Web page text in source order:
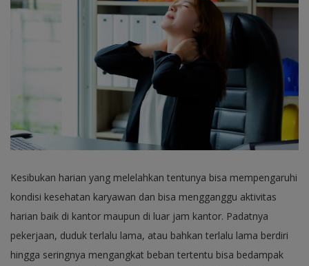
Kesibukan harian yang melelahkan tentunya bisa mempengaruhi
kondisi kesehatan karyawan dan bisa mengganggu aktivitas
harian baik di kantor maupun di luar jam kantor. Padatnya
pekerjaan, duduk terlalu lama, atau bahkan terlalu lama berdiri
hingga seringnya mengangkat beban tertentu bisa bedampak